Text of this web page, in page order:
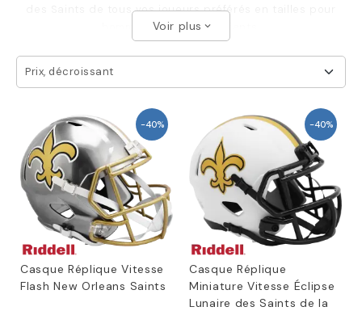
des Saints de tous vos joueurs préférés en tailles pour
hommes, femmes et enfants.
Voir plus expand_more
Prix, décroissant
-40%
Casque Réplique Vitesse
Flash New Orleans Saints
-40%
Casque Réplique
Miniature Vitesse Éclipse
Lunaire des Saints de la